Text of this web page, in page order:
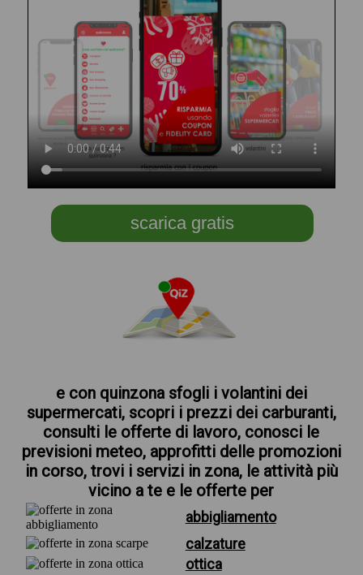
scarica gratis
e con quinzona sfogli i volantini dei
supermercati, scopri i prezzi dei carburanti,
consulti le offerte di lavoro, conosci le
previsioni meteo, approfitti delle promozioni
in corso, trovi i servizi in zona, le attività più
vicino a te e le offerte per
abbigliamento
calzature
ottica